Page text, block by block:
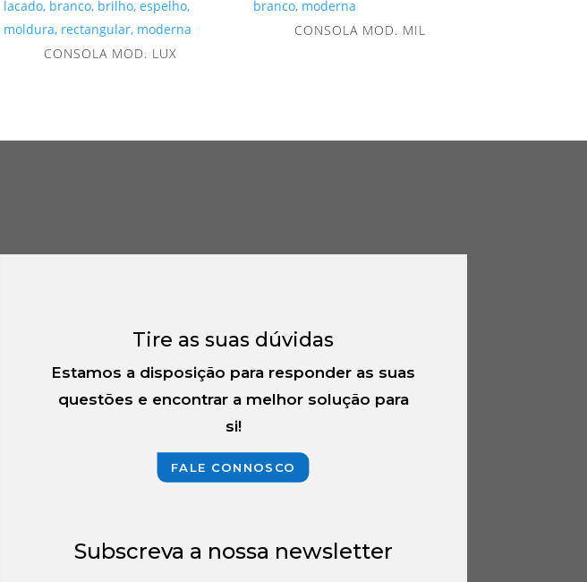
CONSOLA MOD. LUX
CONSOLA MOD. MIL
Tire as suas dúvidas
Estamos a disposição para responder as suas
questões e encontrar a melhor solução para
si!
FALE CONNOSCO
Subscreva a nossa newsletter